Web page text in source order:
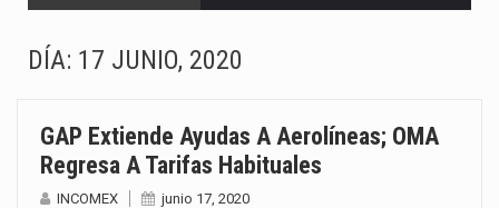
Solo el 17.8 % de las empresas en México se considera totalmente preparada para la…
DÍA: 17 JUNIO, 2020
GAP Extiende Ayudas A Aerolíneas; OMA
Regresa A Tarifas Habituales
INCOMEX junio 17, 2020